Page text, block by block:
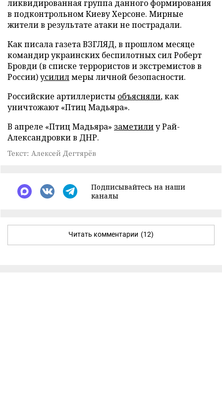
ликвидированная группа данного формирования
в подконтрольном Киеву Херсоне. Мирные
жители в результате атаки не пострадали.
Как писала газета ВЗГЛЯД, в прошлом месяце
командир украинских беспилотных сил Роберт
Бровди (в списке террористов и экстремистов в
России)усилилмеры личной безопасности.
Российские артиллеристы объясняли, как
уничтожают «Птиц Мадьяра».
В апреле «Птиц Мадьяра» заметилиу Рай-
Александровки в ДНР.
Текст: Алексей Дегтярёв
Подписывайтесь на наши
каналы
Читать комментарии (12)